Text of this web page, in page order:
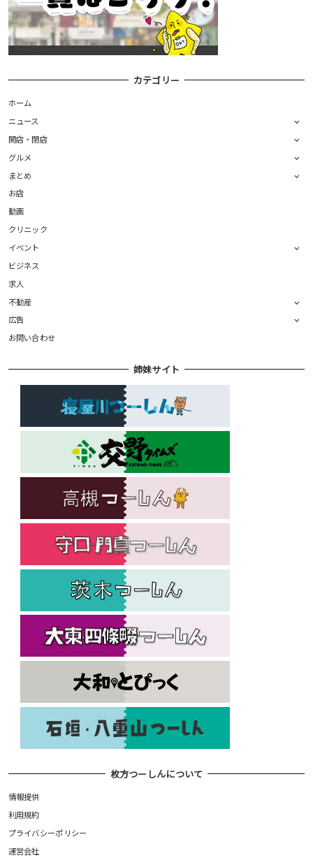
カテゴリー
ホーム
ニュース
開店・閉店
グルメ
まとめ
お店
動画
クリニック
イベント
ビジネス
求人
不動産
広告
お問い合わせ
姉妹サイト
枚方つーしんについて
情報提供
利用規約
プライバシーポリシー
運営会社